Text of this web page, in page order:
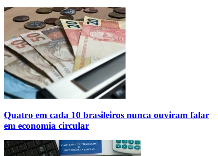
Quatro em cada 10 brasileiros nunca ouviram falar
em economia circular